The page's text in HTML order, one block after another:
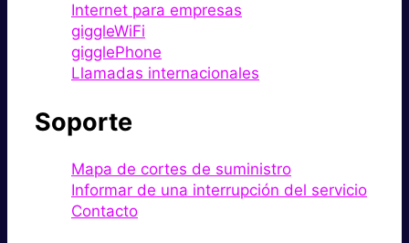
Internet para empresas
giggleWiFi
gigglePhone
Llamadas internacionales
Soporte
Mapa de cortes de suministro
Informar de una interrupción del servicio
Contacto